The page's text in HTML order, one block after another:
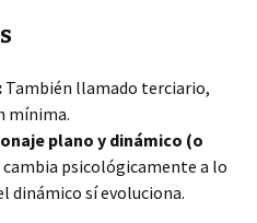
También llamado terciario,
mínima.
plano y dinámico (o
psicológicamente a lo
dinámico sí evoluciona.